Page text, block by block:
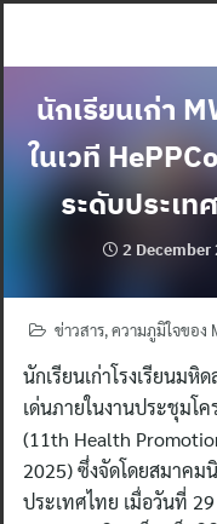
นักเรียนเก่า
ในเวที
ระดับประเท
2 December
ข่าวสาร,ความภูมิใจของ
นักเรียนเก่าโรงเรียนม
เด่นภายในงานประชุมโ
(11th Health
2025) ซึ่งจัดโดยสมาค
ประเทศไทย เมื่อวันที่